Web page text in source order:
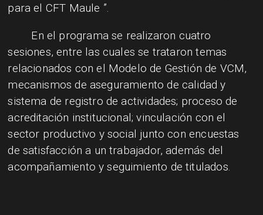
para el CFT Maule ”.
En el programa se realizaron cuatro
sesiones, entre las cuales se trataron temas
relacionados con el Modelo de Gestión de VCM,
mecanismos de aseguramiento de calidad y
sistema de registro de actividades; proceso de
acreditación institucional;vinculación con el
sector productivo y social junto con encuestas
de satisfacción a un trabajador, además del
acompañamiento y seguimiento de titulados.